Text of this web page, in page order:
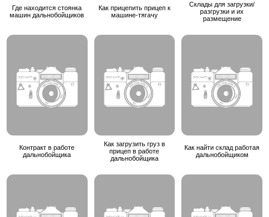
Где находится стоянка
машин дальнобойщиков
Как прицепить прицеп к
машине-тягачу
Склады для загрузки/
разгрузки и их
размещение
Контракт в работе
дальнобойщика
Как загрузить груз в
прицеп в работе
дальнобойщика
Как найти склад работая
дальнобойщиком